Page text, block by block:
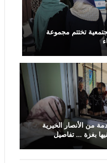
تختتم مجموعة
مقدمة من الأنصار الخيرية
بغزة ... تفاصيل